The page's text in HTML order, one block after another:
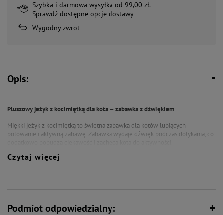
Szybka i darmowa wysyłka od 99,00 zł.
Sprawdź dostępne opcje dostawy
Wygodny zwrot
Opis:
Pluszowy jeżyk z kocimiętką dla kota — zabawka z dźwiękiem
Miękki jeżyk z kocimiętką to świetna zabawka dla kotów lubiących
polowanie i aktywną zabawę. Zabawka wydaje dźwięk podczas dotykania, co
Pluszowa powierzchnia jest przyjemna do chwytania i gryzienia, a dodatek
Czytaj więcej
Podmiot odpowiedzialny: